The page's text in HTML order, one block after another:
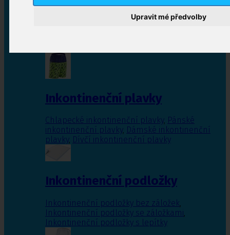
Upravit mé předvolby
Inkontinenční vložky
Inkontinenční plavky
Chlapecké inkontinenční plavky, Pánské
inkontinenční plavky, Dámské inkontinenční
plavky, Dívčí inkontinenční plavky
Inkontinenční podložky
Inkontinenční podložky bez záložek,
Inkontinenční podložky se záložkami,
Inkontinenční podložky s lepítky